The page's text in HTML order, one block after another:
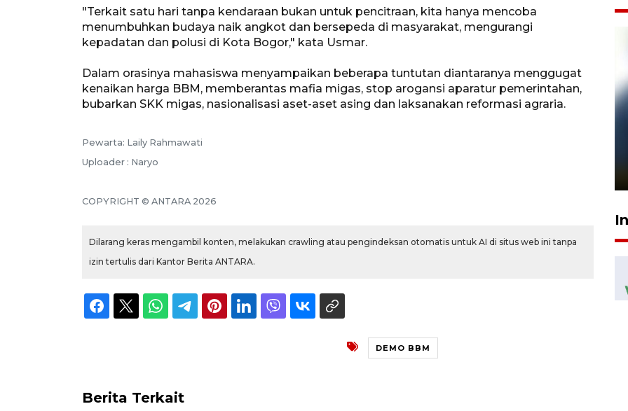
"Terkait satu hari tanpa kendaraan bukan untuk pencitraan, kita hanya mencoba
menumbuhkan budaya naik angkot dan bersepeda di masyarakat, mengurangi
kepadatan dan polusi di Kota Bogor," kata Usmar.
Dalam orasinya mahasiswa menyampaikan beberapa tuntutan diantaranya menggugat
kenaikan harga BBM, memberantas mafia migas, stop arogansi aparatur pemerintahan,
bubarkan SKK migas, nasionalisasi aset-aset asing dan laksanakan reformasi agraria.
Pewarta: Laily Rahmawati
Uploader : Naryo
COPYRIGHT © ANTARA 2026
Dilarang keras mengambil konten, melakukan crawling atau pengindeksan otomatis untuk AI di situs web ini tanpa
izin tertulis dari Kantor Berita ANTARA.
DEMO BBM
Berita Terkait